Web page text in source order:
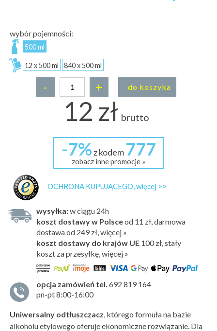
wybór pojemności:
500 ml
12 x 500 ml 840 x 500 ml
- + do koszyka
12 zł brutto
-7% z kodem 777
zobacz inne promocje »
OCHRONA KUPUJĄCEGO, więcej >>
wysyłka:w ciągu 24h
koszt dostawy w Polsceod 11 zł, darmowa
dostawa od 249 zł, więcej »
koszt dostawy do krajów UE 100 zł,stały
koszt za przesyłkę, więcej »
opcja zamówień tel. 692 819 164
pn-pt 8:00-16:00
Uniwersalny odtłuszczacz , którego formuła na bazie
alkoholu etylowego oferuje ekonomiczne rozwiązanie. Dla